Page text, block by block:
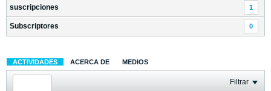
suscripciones 1
Subscriptores 0
ACTIVIDADES ACERCA DE MEDIOS
Filtrar